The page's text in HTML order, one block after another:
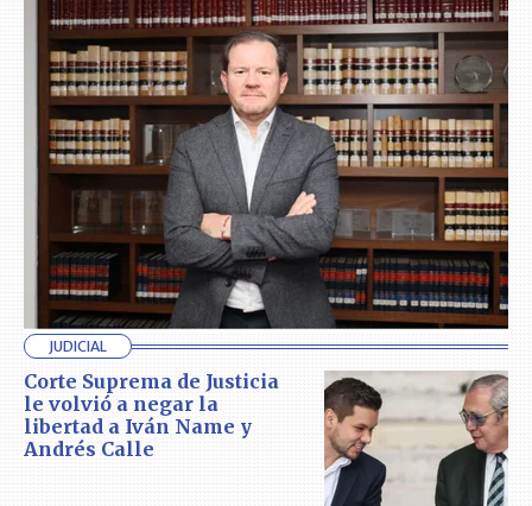
JUDICIAL
Corte Suprema de Justicia
le volvió a negar la
libertad a Iván Name y
Andrés Calle